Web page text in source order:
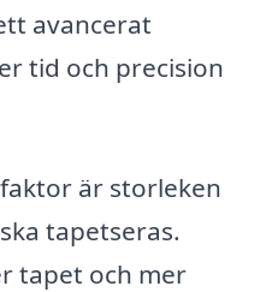
avancerat
tid och precision
är storleken
tapetseras.
tapet och mer